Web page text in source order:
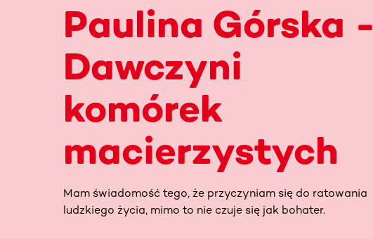
Paulina Górska -
Dawczyni
komórek
macierzystych
Mam świadomość tego, że przyczyniam się do ratowania
ludzkiego życia, mimo to nie czuje się jak bohater.